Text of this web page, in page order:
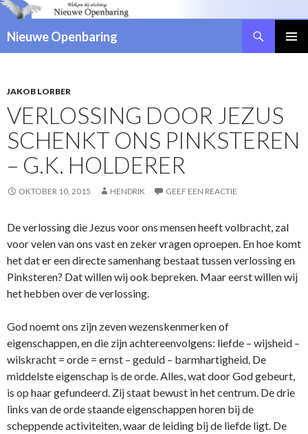
Nieuwe Openbaring
SPRINGEN
JAKOB LORBER
VERLOSSING DOOR JEZUS
SCHENKT ONS PINKSTEREN
– G.K. HOLDERER
OKTOBER 10, 2015 HENDRIK GEEF EEN REACTIE
De verlossing die Jezus voor ons mensen heeft volbracht, zal
voor velen van ons vast en zeker vragen oproepen. En hoe komt
het dat er een directe samenhang bestaat tussen verlossing en
Pinksteren? Dat willen wij ook bepreken. Maar eerst willen wij
het hebben over de verlossing.
God noemt ons zijn zeven wezenskenmerken of
eigenschappen, en die zijn achtereenvolgens: liefde – wijsheid –
wilskracht = orde = ernst – geduld – barmhartigheid. De
middelste eigenschap is de orde. Alles, wat door God gebeurt,
is op haar gefundeerd. Zij staat bewust in het centrum. De drie
links van de orde staande eigenschappen horen bij de
scheppende activiteiten, waar de leiding bij de liefde ligt. De